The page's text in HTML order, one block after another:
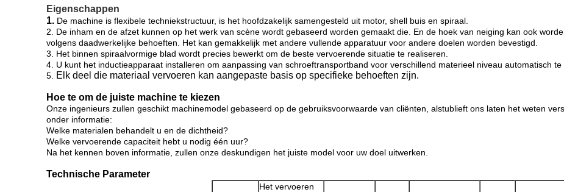
Eigenschappen
1. De machine is flexibele techniekstructuur, is het hoofdzakelijk samengesteld uit motor, shell buis en spiraal.
2. De inham en de afzet kunnen op het werk van scène wordt gebaseerd worden gemaakt die. En de hoek van neiging kan ook
volgens daadwerkelijke behoeften. Het kan gemakkelijk met andere vullende apparatuur voor andere doelen worden bevestigd.
3. Het binnen spiraalvormige blad wordt precies bewerkt om de beste vervoerende situatie te realiseren.
4. U kunt het inductieapparaat installeren om aanpassing van schroeftransportband voor verschillend materieel niveau automatisch te
5.
Elk deel die materiaal vervoeren kan aangepaste basis op specifieke behoeften zijn.
Hoe te om de juiste machine te kiezen
Onze ingenieurs zullen geschikt machinemodel gebaseerd op de gebruiksvoorwaarde van cliënten, alstublieft ons laten het weten
onder informatie:
Welke materialen behandelt u en de dichtheid?
Welke vervoerende capaciteit hebt u nodig één uur?
Na het kennen boven informatie, zullen onze deskundigen het juiste model voor uw doel uitwerken.
Technische Parameter
Het vervoeren